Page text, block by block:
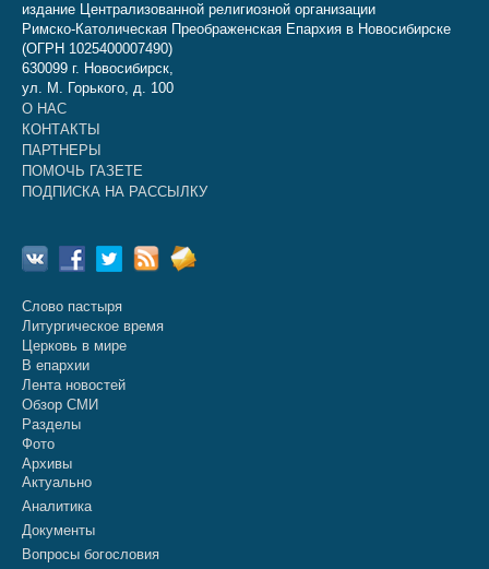
издание Централизованной религиозной организации
Римско-Католическая Преображенская Епархия в Новосибирске
(ОГРН 1025400007490)
630099 г. Новосибирск,
ул. М. Горького, д. 100
О НАС
КОНТАКТЫ
ПАРТНЕРЫ
ПОМОЧЬ ГАЗЕТЕ
ПОДПИСКА НА РАССЫЛКУ
Слово пастыря
Литургическое время
Церковь в мире
В епархии
Лента новостей
Обзор СМИ
Разделы
Фото
Архивы
Актуально
Аналитика
Документы
Вопросы богословия